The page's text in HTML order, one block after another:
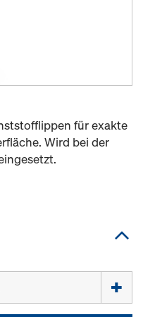
für exakte
Wird bei der